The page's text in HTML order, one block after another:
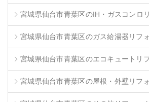
宮城県仙台市青葉区のIH・ガスコンロ
宮城県仙台市青葉区のガス給湯器リフ
宮城県仙台市青葉区のエコキュートリ
宮城県仙台市青葉区の屋根・外壁リフ